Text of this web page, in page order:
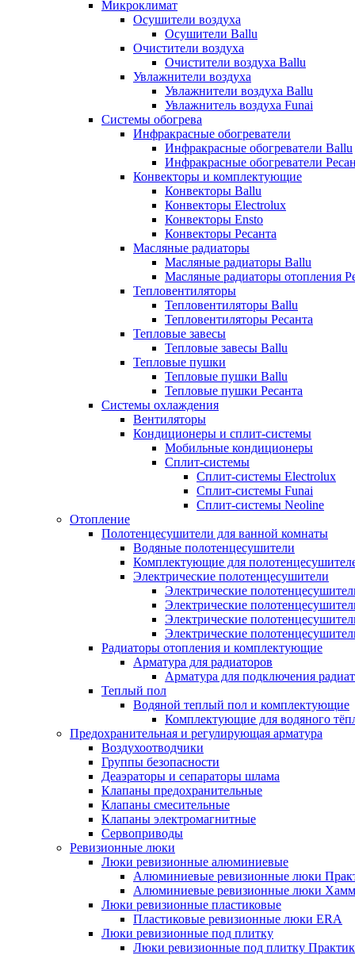
Микроклимат
Осушители воздуха
Осушители Ballu
Очистители воздуха
Очистители воздуха Ballu
Увлажнители воздуха
Увлажнители воздуха Ballu
Увлажнитель воздуха Funai
Системы обогрева
Инфракрасные обогреватели
Инфракрасные обогреватели Ballu
Инфракрасные обогреватели
Конвекторы и комплектующие
Конвекторы Ballu
Конвекторы Electrolux
Конвекторы Ensto
Конвекторы Ресанта
Масляные радиаторы
Масляные радиаторы Ballu
Масляные радиаторы отопления
Тепловентиляторы
Тепловентиляторы Ballu
Тепловентиляторы Ресанта
Тепловые завесы
Тепловые завесы Ballu
Тепловые пушки
Тепловые пушки Ballu
Тепловые пушки Ресанта
Системы охлаждения
Вентиляторы
Кондиционеры и сплит-системы
Мобильные кондиционеры
Сплит-системы
Сплит-системы Electrolux
Сплит-системы Funai
Сплит-системы Neoline
Отопление
Полотенцесушители для ванной комнаты
Водяные полотенцесушители
Комплектующие для
Электрические полотенцесушители
Электрические
Электрические
Электрические
Электрические
Радиаторы отопления и комплектующие
Арматура для радиаторов
Арматура для подключения
Теплый пол
Водяной теплый пол и комплектующие
Комплектующие для водяного
Предохранительная и регулирующая арматура
Воздухоотводчики
Группы безопасности
Деаэраторы и сепараторы шлама
Клапаны предохранительные
Клапаны смесительные
Клапаны электромагнитные
Сервоприводы
Ревизионные люки
Люки ревизионные алюминиевые
Алюминиевые ревизионные люки
Алюминиевые ревизионные люки
Люки ревизионные пластиковые
Пластиковые ревизионные люки ERA
Люки ревизионные под плитку
Люки ревизионные под плитку